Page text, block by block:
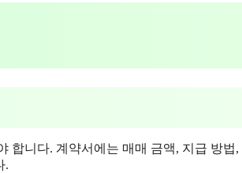
합니다. 계약서에는 매매 금액, 지급 방
.